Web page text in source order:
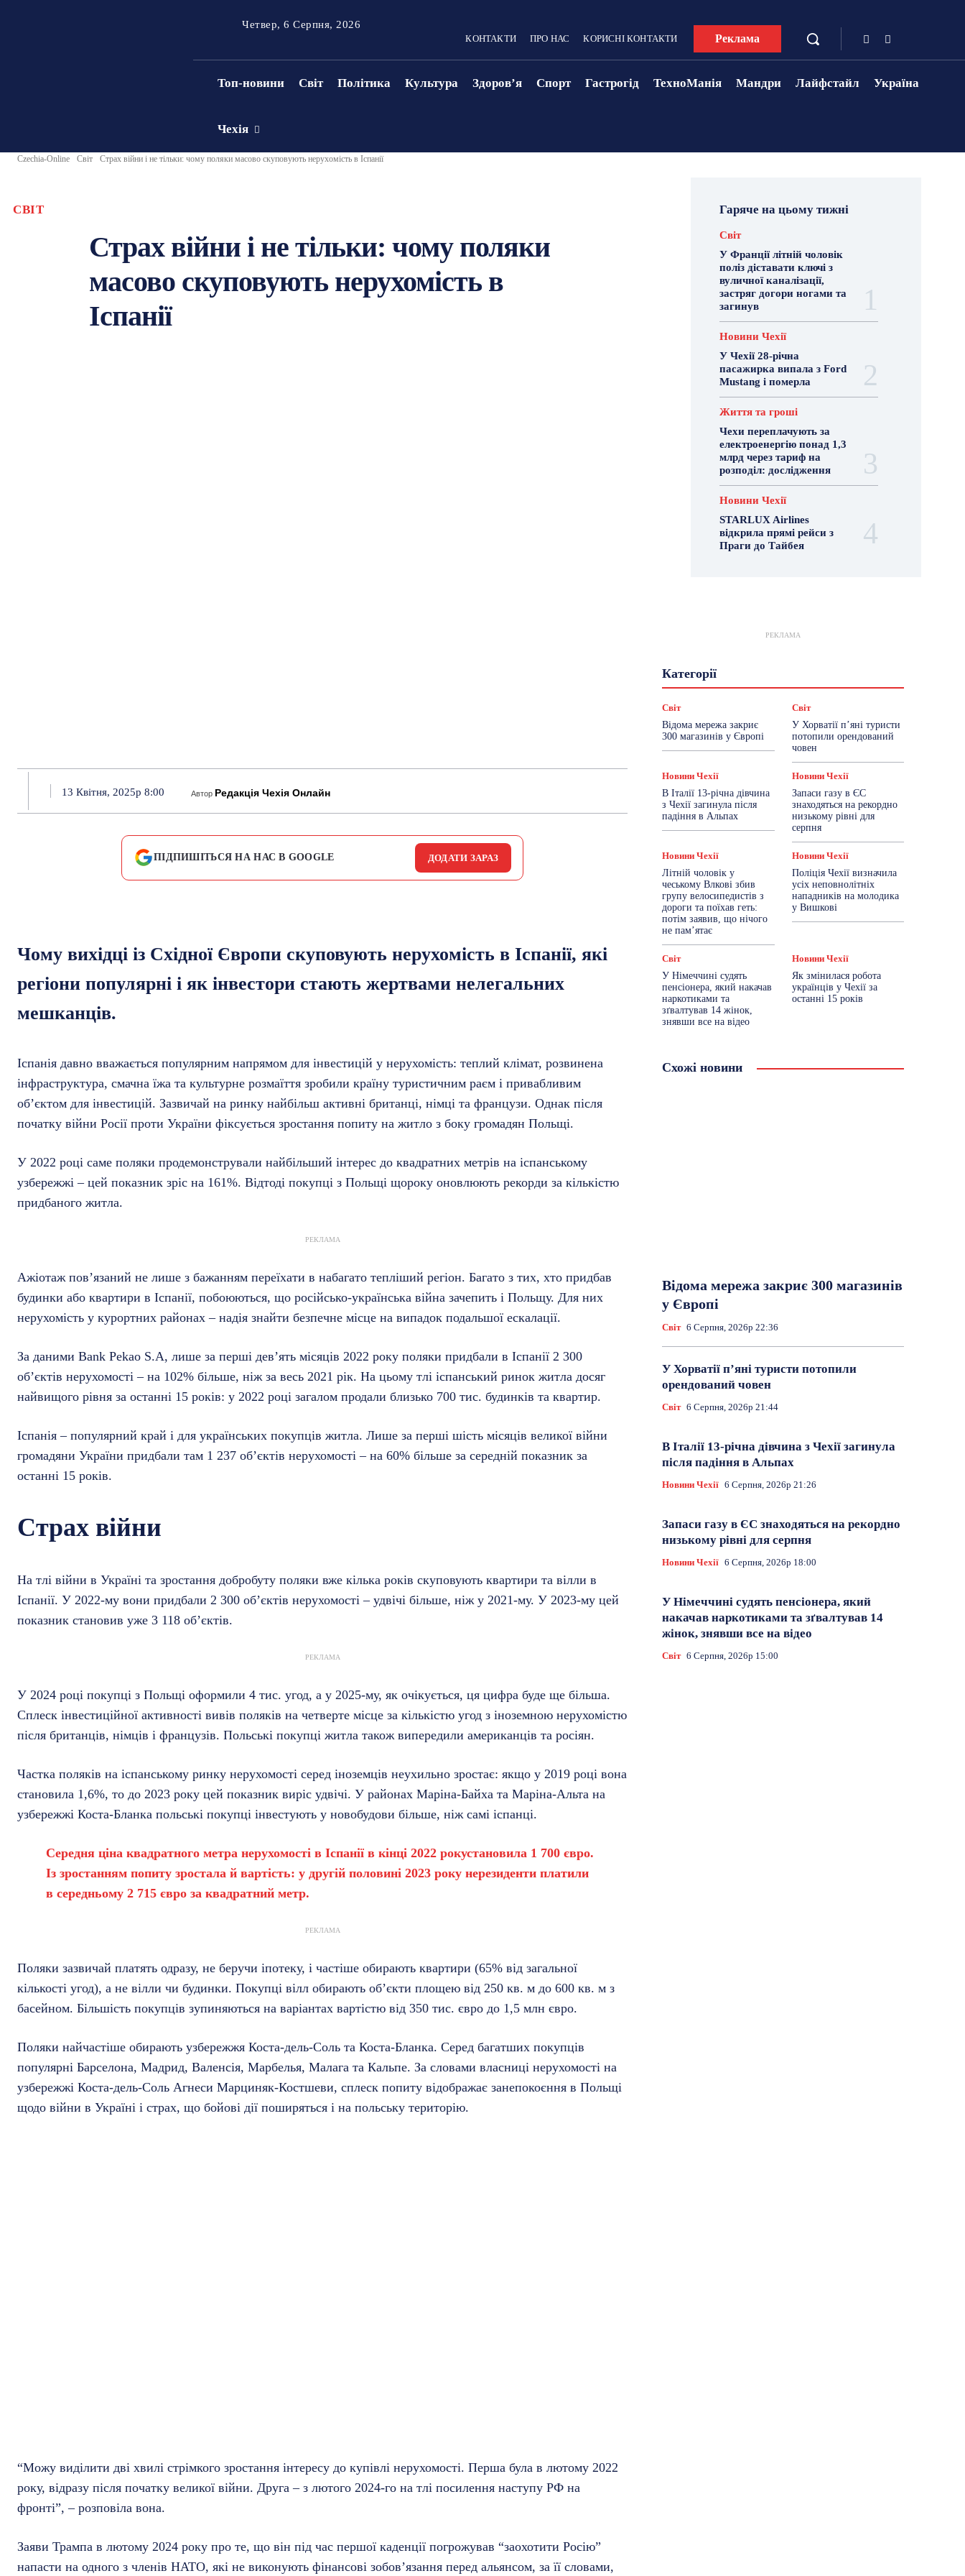
Четвер, 6 Серпня, 2026
КОНТАКТИ ПРО НАС КОРИСНІ КОНТАКТИ Реклама
Топ-новини Світ Політика Культура Здоровʼя Спорт Гастрогід ТехноМанія Мандри Лайфстайл Україна
Чехія
Czechia-Online Світ Страх війни і не тільки: чому поляки масово скуповують нерухомість в Іспанії
СВІТ
Страх війни і не тільки: чому поляки
масово скуповують нерухомість в
Іспанії
13 Квітня, 2025р 8:00 Автор Редакція Чехія Онлайн
ПІДПИШІТЬСЯ НА НАС В GOOGLE ДОДАТИ ЗАРАЗ
Чому вихідці із Східної Європи скуповують нерухомість в Іспанії, які
регіони популярні і як інвестори стають жертвами нелегальних
мешканців.
Іспанія давно вважається популярним напрямом для інвестицій у нерухомість: теплий клімат, розвинена
інфраструктура, смачна їжа та культурне розмаїття зробили країну туристичним раєм і привабливим
об’єктом для інвестицій. Зазвичай на ринку найбільш активні британці, німці та французи. Однак після
початку війни Росії проти України фіксується зростання попиту на житло з боку громадян Польщі.
У 2022 році саме поляки продемонстрували найбільший інтерес до квадратних метрів на іспанському
узбережжі – цей показник зріс на 161%. Відтоді покупці з Польщі щороку оновлюють рекорди за кількістю
придбаного житла.
РЕКЛАМА
Ажіотаж пов’язаний не лише з бажанням переїхати в набагато тепліший регіон. Багато з тих, хто придбав
будинки або квартири в Іспанії, побоюються, що російсько-українська війна зачепить і Польщу. Для них
нерухомість у курортних районах – надія знайти безпечне місце на випадок подальшої ескалації.
За даними Bank Pekao S.A, лише за перші дев’ять місяців 2022 року поляки придбали в Іспанії 2 300
об’єктів нерухомості – на 102% більше, ніж за весь 2021 рік. На цьому тлі іспанський ринок житла досяг
найвищого рівня за останні 15 років: у 2022 році загалом продали близько 700 тис. будинків та квартир.
Іспанія – популярний край і для українських покупців житла. Лише за перші шість місяців великої війни
громадяни України придбали там 1 237 об’єктів нерухомості – на 60% більше за середній показник за
останні 15 років.
Страх війни
На тлі війни в Україні та зростання добробуту поляки вже кілька років скуповують квартири та вілли в
Іспанії. У 2022-му вони придбали 2 300 об’єктів нерухомості – удвічі більше, ніж у 2021-му. У 2023-му цей
показник становив уже 3 118 об’єктів.
РЕКЛАМА
У 2024 році покупці з Польщі оформили 4 тис. угод, а у 2025-му, як очікується, ця цифра буде ще більша.
Сплеск інвестиційної активності вивів поляків на четверте місце за кількістю угод з іноземною нерухомістю
після британців, німців і французів. Польські покупці житла також випередили американців та росіян.
Частка поляків на іспанському ринку нерухомості серед іноземців неухильно зростає: якщо у 2019 році вона
становила 1,6%, то до 2023 року цей показник виріс удвічі. У районах Маріна-Байха та Маріна-Альта на
узбережжі Коста-Бланка польські покупці інвестують у новобудови більше, ніж самі іспанці.
Середня ціна квадратного метра нерухомості в Іспанії в кінці 2022 рокустановила 1 700 євро.
Із зростанням попиту зростала й вартість: у другій половині 2023 року нерезиденти платили
в середньому 2 715 євро за квадратний метр.
РЕКЛАМА
Поляки зазвичай платять одразу, не беручи іпотеку, і частіше обирають квартири (65% від загальної
кількості угод), а не вілли чи будинки. Покупці вілл обирають об’єкти площею від 250 кв. м до 600 кв. м з
басейном. Більшість покупців зупиняються на варіантах вартістю від 350 тис. євро до 1,5 млн євро.
Поляки найчастіше обирають узбережжя Коста-дель-Соль та Коста-Бланка. Серед багатших покупців
популярні Барселона, Мадрид, Валенсія, Марбелья, Малага та Кальпе. За словами власниці нерухомості на
узбережжі Коста-дель-Соль Агнеси Марциняк-Костшеви, сплеск попиту відображає занепокоєння в Польщі
щодо війни в Україні і страх, що бойові дії поширяться і на польську територію.
“Можу виділити дві хвилі стрімкого зростання інтересу до купівлі нерухомості. Перша була в лютому 2022
року, відразу після початку великої війни. Друга – з лютого 2024-го на тлі посилення наступу РФ на
фронті”, – розповіла вона.
Заяви Трампа в лютому 2024 року про те, що він під час першої каденції погрожував “заохотити Росію”
напасти на одного з членів НАТО, які не виконують фінансові зобов’язання перед альянсом, за її словами,
Гаряче на цьому тижні
Світ
У Франції літній чоловік
поліз діставати ключі з
вуличної каналізації,
застряг догори ногами та
загинув
Новини Чехії
У Чехії 28-річна
пасажирка випала з Ford
Mustang і померла
Життя та гроші
Чехи переплачують за
електроенергію понад 1,3
млрд через тариф на
розподіл: дослідження
Новини Чехії
STARLUX Airlines
відкрила прямі рейси з
Праги до Тайбея
РЕКЛАМА
КатегоріїГастрогід
Знай Чехію
Новини Чехії
Робота
Сад та город
Світ
Спорт ТехноМанія
Топ-новини
Фоторепортаж
Світ
Відома мережа закриє
300 магазинів у Європі
Світ
У Хорватії пʼяні туристи
потопили орендований
човен
Новини Чехії
В Італії 13-річна дівчина
з Чехії загинула після
падіння в Альпах
Новини Чехії
Запаси газу в ЄС
знаходяться на рекордно
низькому рівні для
серпня
Новини Чехії
Літній чоловік у
чеському Влкові збив
групу велосипедистів з
дороги та поїхав геть:
потім заявив, що нічого
не пам’ятає
Новини Чехії
Поліція Чехії визначила
усіх неповнолітніх
нападників на молодика
у Вишкові
Світ
У Німеччині судять
пенсіонера, який накачав
наркотиками та
зґвалтував 14 жінок,
знявши все на відео
Новини Чехії
Як змінилася робота
українців у Чехії за
останні 15 років
Схожі новини
Відома мережа закриє 300 магазинів
у Європі
Світ 6 Серпня, 2026р 22:36
У Хорватії пʼяні туристи потопили
орендований човен
Світ 6 Серпня, 2026р 21:44
В Італії 13-річна дівчина з Чехії загинула
після падіння в Альпах
Новини Чехії 6 Серпня, 2026р 21:26
Запаси газу в ЄС знаходяться на рекордно
низькому рівні для серпня
Новини Чехії 6 Серпня, 2026р 18:00
У Німеччині судять пенсіонера, який
накачав наркотиками та зґвалтував 14
жінок, знявши все на відео
Світ 6 Серпня, 2026р 15:00